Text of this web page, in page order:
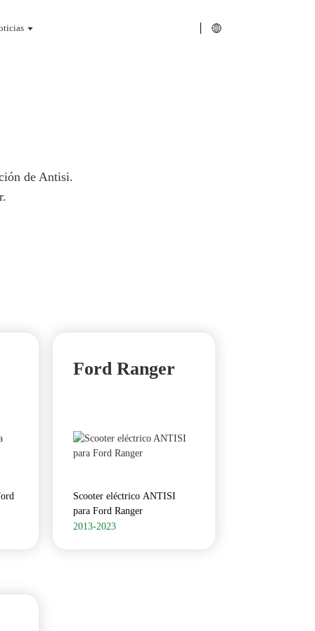
de Antisi.
Ford Ranger
Scooter eléctrico ANTISI
para Ford Ranger
2013-2023